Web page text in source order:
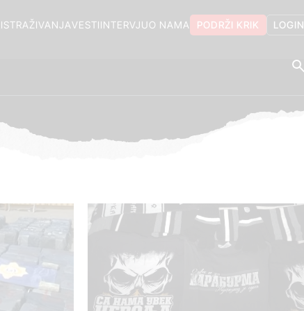
LOGIN
PODRŽI KRIK
O NAMA
INTERVJU
VESTI
ISTRAŽIVANJA